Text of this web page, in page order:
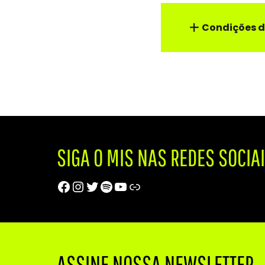
Condições
SIGA O MIS NAS REDES
Facebook
Instagram
Twitter
Spotify
Youtube
Trip Advisor